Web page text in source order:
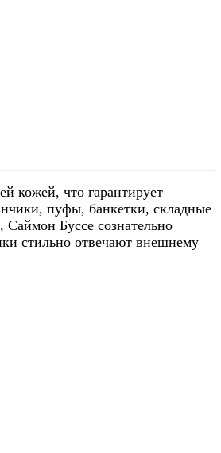
кожей, что гарантирует
пуфы, банкетки, складные
Буссе сознательно
стильно отвечают внешнему